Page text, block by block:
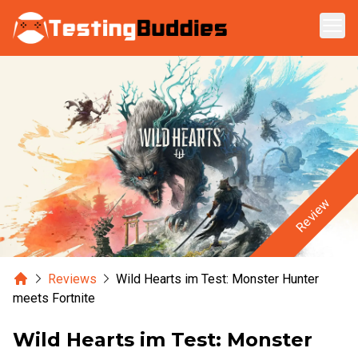
Zum Hauptinhalt springen
Review
HomeReviews
Wild Hearts im Test: Monster Hunter
meets Fortnite
Wild Hearts im Test: Monster